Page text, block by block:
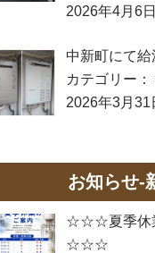
2026年4月6日
中新町にて
カテゴリー：
2026年3月31
お知らせ-
☆☆☆夏季休
☆☆☆